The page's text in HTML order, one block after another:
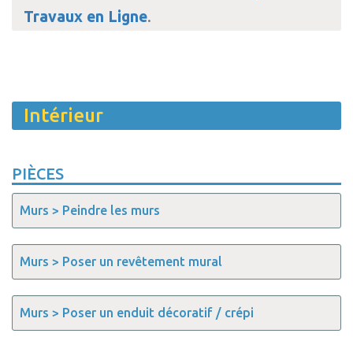
Travaux en Ligne.
Intérieur
PIÈCES
Murs > Peindre les murs
Murs > Poser un revêtement mural
Murs > Poser un enduit décoratif / crépi